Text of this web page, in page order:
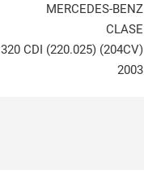
MERCEDES-BENZ
CLASE
320 CDI (220.025) (204CV)
2003